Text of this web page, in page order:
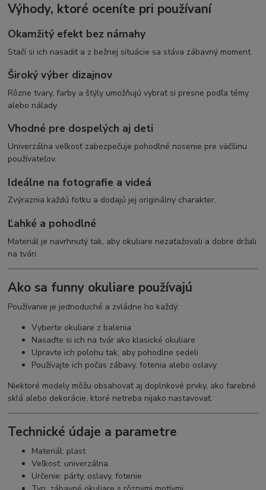
Výhody, ktoré oceníte pri používaní
Okamžitý efekt bez námahy
Stačí si ich nasadiť a z bežnej situácie sa stáva zábavný moment.
Široký výber dizajnov
Rôzne tvary, farby a štýly umožňujú vybrať si presne podľa témy
alebo nálady.
Vhodné pre dospelých aj deti
Univerzálna veľkosť zabezpečuje pohodlné nosenie pre väčšinu
používateľov.
Ideálne na fotografie a videá
Zvýraznia každú fotku a dodajú jej originálny charakter.
Ľahké a pohodlné
Materiál je navrhnutý tak, aby okuliare nezaťažovali a dobre držali
na tvári.
Ako sa funny okuliare používajú
Používanie je jednoduché a zvládne ho každý:
Vyberte okuliare z balenia
Nasaďte si ich na tvár ako klasické okuliare
Upravte ich polohu tak, aby pohodlne sedeli
Používajte ich počas zábavy, fotenia alebo oslavy
Niektoré modely môžu obsahovať aj doplnkové prvky, ako farebné
sklá alebo dekorácie, ktoré netreba nijako nastavovať.
Technické údaje a parametre
Materiál: plast
Veľkosť: univerzálna
Určenie: párty, oslavy, fotenie